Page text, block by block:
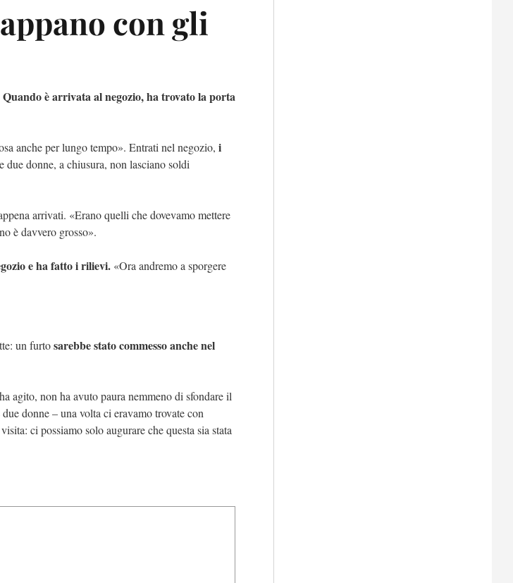
con gli
Quando è arrivata al negozio, ha trovato la porta
anche per lungo tempo». Entrati nel negozio, i
due donne, a chiusura, non lasciano soldi
arrivati. «Erano quelli che dovevamo mettere
è davvero grosso».
e ha fatto i rilievi. «Ora andremo a sporgere
un furtosarebbe stato commesso anche nel
agito, non ha avuto paura nemmeno di sfondare il
donne – una volta ci eravamo trovate con
ci possiamo solo augurare che questa sia stata